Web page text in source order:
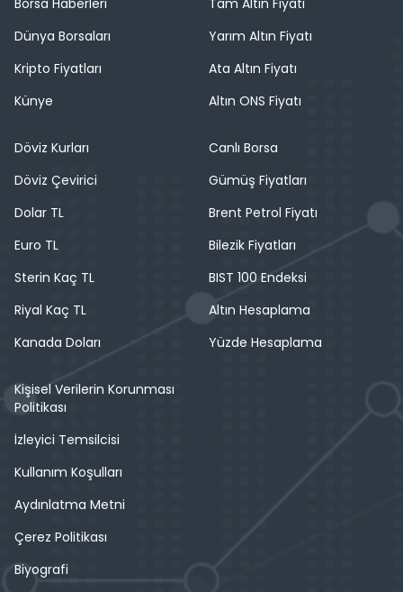
Borsa Haberleri
Dünya Borsaları
Kripto Fiyatları
Künye
Tam Altın Fiyatı
Yarım Altın Fiyatı
Ata Altın Fiyatı
Altın ONS Fiyatı
Döviz Kurları
Döviz Çevirici
Dolar TL
Euro TL
Sterin Kaç TL
Riyal Kaç TL
Kanada Doları
Canlı Borsa
Gümüş Fiyatları
Brent Petrol Fiyatı
Bilezik Fiyatları
BIST 100 Endeksi
Altın Hesaplama
Yüzde Hesaplama
Kişisel Verilerin Korunması
Politikası
İzleyici Temsilcisi
Kullanım Koşulları
Aydınlatma Metni
Çerez Politikası
Biyografi